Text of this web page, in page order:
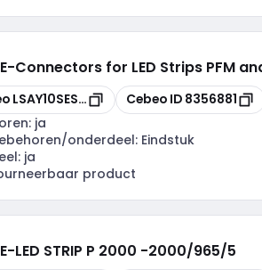
-Connectors for LED Strips PFM
LSAY10SESILG2 Kopiëren
Cebeo ID 8356881
ja
onderdeel: Eindstuk
ja
product
-LED STRIP P 2000 -2000/965/5